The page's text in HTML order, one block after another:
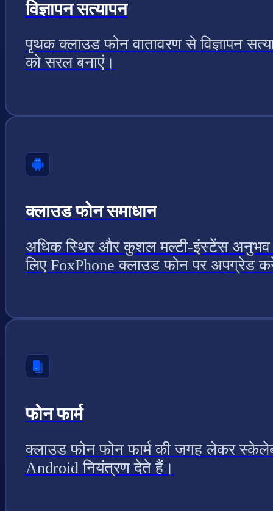
विज्ञापन सत्यापन
पृथक क्लाउड फोन वातावरण से विज्ञापन
को सरल बनाएं।
क्लाउड फोन समाधान
अधिक स्थिर और कुशल मल्टी-इंस्टेंस
लिए FoxPhone क्लाउड फोन पर अपग्रेड
फोन फार्म
क्लाउड फोन फोन फार्म की जगह लेकर
Android नियंत्रण देते हैं।